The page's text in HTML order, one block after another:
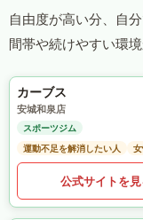
自由度が高い分、自
間帯や続けやすい環
カーブス
安城和泉店
スポーツジム
運動不足を解消したい人
公式サイトを見